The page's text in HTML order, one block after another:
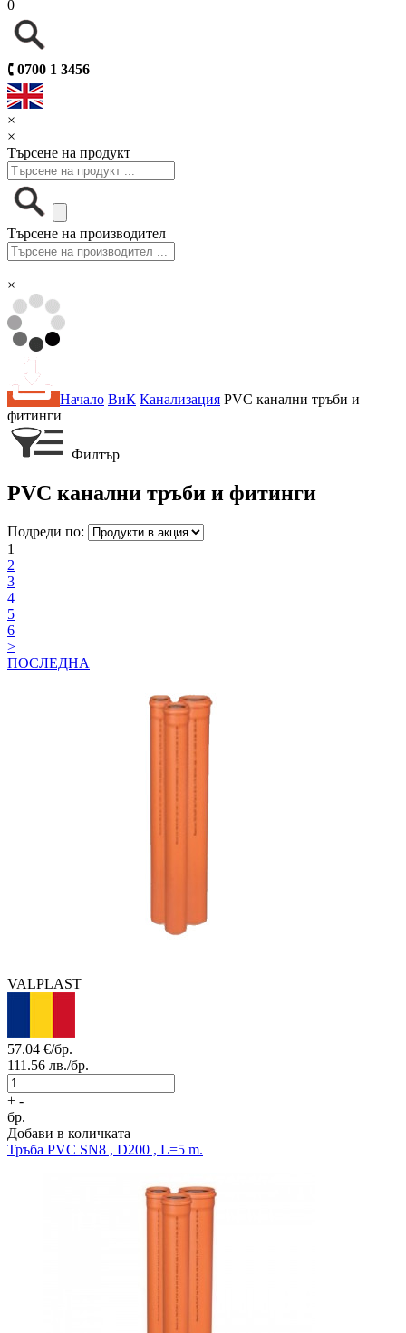
0
🕻 0700 1 3456
×
×
Търсене на продукт
Търсене на производител
×
Начало ВиК Канализация PVC канални тръби и
фитинги
Филтър
PVC канални тръби и фитинги
Подреди по:
1
2
3
4
5
6
>
ПОСЛЕДНА
VALPLAST
57.04 €/бр.
111.56 лв./бр.
+ -
бр.
Добави в количката
Тръба PVC SN8 , D200 , L=5 m.